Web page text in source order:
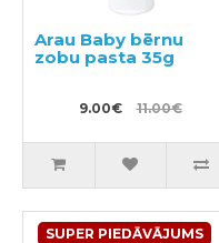
Arau Baby bērnu
zobu pasta 35g
9.00€ 11.00€
SUPER PIEDĀVĀJUMS